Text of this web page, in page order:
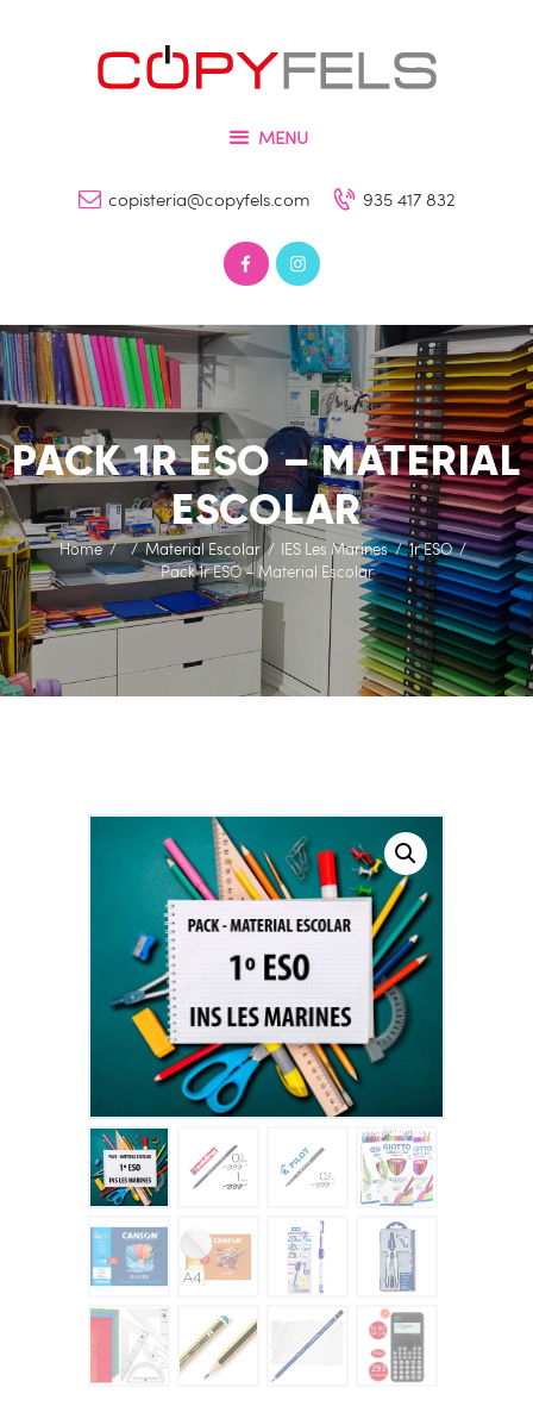
MENU
copisteria@copyfels.com 935 417 832
PACK 1R ESO – MATERIAL
ESCOLAR
Home Material Escolar IES Les Marines
1r ESO
Pack 1r ESO – Material Escolar
COPYFELS
Imprenta – Copisteria – Papelería y Fotografía
Tienda
Contacto
0 productos
0,00 €